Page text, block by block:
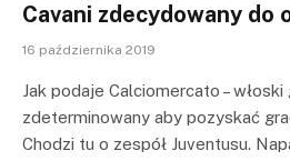
Cavani zdecydowany do
16 października 2019
Jak podaje Calciomercato –
zdeterminowany aby pozyskać
Chodzi tu o zespół Juventusu.